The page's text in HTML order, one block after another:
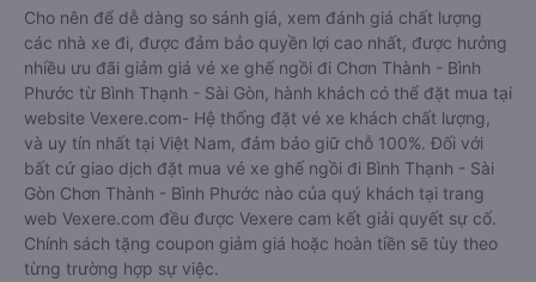
Cho nên để dễ dàng so sánh giá, xem đánh giá chất lượng
các nhà xe đi, được đảm bảo quyền lợi cao nhất, được hưởng
nhiều ưu đãi giảm giá vé xe ghế ngồi đi Chơn Thành - Bình
Phước từ Bình Thạnh - Sài Gòn, hành khách có thể đặt mua tại
website Vexere.com- Hệ thống đặt vé xe khách chất lượng,
và uy tín nhất tại Việt Nam, đảm bảo giữ chỗ 100%. Đối với
bất cứ giao dịch đặt mua vé xe ghế ngồi đi Bình Thạnh - Sài
Gòn Chơn Thành - Bình Phước nào của quý khách tại trang
web Vexere.com đều được Vexere cam kết giải quyết sự cố.
Chính sách tặng coupon giảm giá hoặc hoàn tiền sẽ tùy theo
từng trường hợp sự việc.